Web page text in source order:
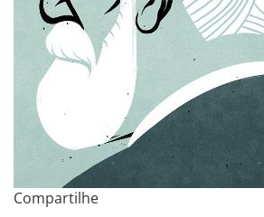
Compartilhe